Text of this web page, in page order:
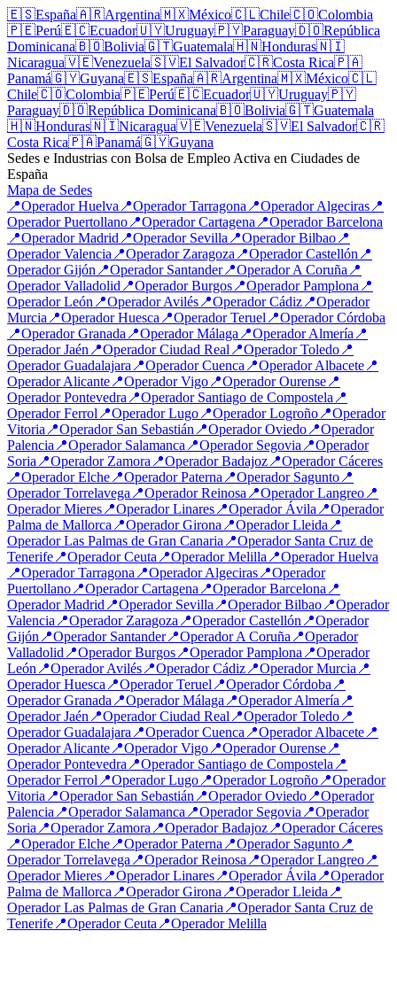
🇪🇸España🇦🇷Argentina🇲🇽México🇨🇱Chile🇨🇴Colombia
🇵🇪Perú🇪🇨Ecuador🇺🇾Uruguay🇵🇾Paraguay🇩🇴República
Dominicana🇧🇴Bolivia🇬🇹Guatemala🇭🇳Honduras🇳🇮
Nicaragua🇻🇪Venezuela🇸🇻El Salvador🇨🇷Costa Rica🇵🇦
Panamá🇬🇾Guyana🇪🇸España🇦🇷Argentina🇲🇽México🇨🇱
Chile🇨🇴Colombia🇵🇪Perú🇪🇨Ecuador🇺🇾Uruguay🇵🇾
Paraguay🇩🇴República Dominicana🇧🇴Bolivia🇬🇹Guatemala
🇭🇳Honduras🇳🇮Nicaragua🇻🇪Venezuela🇸🇻El Salvador🇨🇷
Costa Rica🇵🇦Panamá🇬🇾Guyana
Sedes e Industrias con Bolsa de Empleo Activa en Ciudades de
España
Mapa de Sedes
📍OperadorHuelva 📍OperadorTarragona 📍OperadorAlgeciras 📍
OperadorPuertollano 📍OperadorCartagena 📍OperadorBarcelona
📍OperadorMadrid 📍Operador Sevilla 📍OperadorBilbao 📍
OperadorValencia 📍Operador Zaragoza 📍OperadorCastellón 📍
OperadorGijón 📍Operador Santander📍OperadorA Coruña 📍
OperadorValladolid 📍OperadorBurgos 📍OperadorPamplona 📍
OperadorLeón 📍OperadorAvilés 📍OperadorCádiz 📍Operador
Murcia 📍OperadorHuesca 📍OperadorTeruel 📍OperadorCórdoba
📍OperadorGranada 📍OperadorMálaga 📍OperadorAlmería 📍
OperadorJaén 📍OperadorCiudad Real 📍OperadorToledo 📍
OperadorGuadalajara 📍OperadorCuenca 📍OperadorAlbacete 📍
OperadorAlicante 📍OperadorVigo 📍OperadorOurense 📍
OperadorPontevedra 📍Operador Santiago de Compostela 📍
OperadorFerrol 📍OperadorLugo 📍OperadorLogroño 📍Operador
Vitoria 📍Operador San Sebastián 📍OperadorOviedo 📍Operador
Palencia 📍Operador Salamanca 📍Operador Segovia 📍Operador
Soria 📍Operador Zamora 📍OperadorBadajoz 📍OperadorCáceres
📍OperadorElche 📍OperadorPaterna 📍Operador Sagunto 📍
OperadorTorrelavega 📍OperadorReinosa 📍OperadorLangreo 📍
OperadorMieres 📍OperadorLinares 📍Operador Ávila 📍Operador
Palma de Mallorca 📍OperadorGirona 📍OperadorLleida 📍
OperadorLas Palmas de Gran Canaria 📍Operador Santa Cruz de
Tenerife 📍OperadorCeuta 📍OperadorMelilla 📍OperadorHuelva
📍OperadorTarragona 📍OperadorAlgeciras 📍Operador
Puertollano 📍OperadorCartagena 📍OperadorBarcelona 📍
OperadorMadrid 📍Operador Sevilla 📍OperadorBilbao 📍Operador
Valencia 📍Operador Zaragoza 📍OperadorCastellón 📍Operador
Gijón 📍Operador Santander📍OperadorA Coruña 📍Operador
Valladolid 📍OperadorBurgos 📍OperadorPamplona 📍Operador
León 📍OperadorAvilés 📍OperadorCádiz 📍OperadorMurcia 📍
OperadorHuesca 📍OperadorTeruel 📍OperadorCórdoba 📍
OperadorGranada 📍OperadorMálaga 📍OperadorAlmería 📍
OperadorJaén 📍OperadorCiudad Real 📍OperadorToledo 📍
OperadorGuadalajara 📍OperadorCuenca 📍OperadorAlbacete 📍
OperadorAlicante 📍OperadorVigo 📍OperadorOurense 📍
OperadorPontevedra 📍Operador Santiago de Compostela 📍
OperadorFerrol 📍OperadorLugo 📍OperadorLogroño 📍Operador
Vitoria 📍Operador San Sebastián 📍OperadorOviedo 📍Operador
Palencia 📍Operador Salamanca 📍Operador Segovia 📍Operador
Soria 📍Operador Zamora 📍OperadorBadajoz 📍OperadorCáceres
📍OperadorElche 📍OperadorPaterna 📍Operador Sagunto 📍
OperadorTorrelavega 📍OperadorReinosa 📍OperadorLangreo 📍
OperadorMieres 📍OperadorLinares 📍Operador Ávila 📍Operador
Palma de Mallorca 📍OperadorGirona 📍OperadorLleida 📍
OperadorLas Palmas de Gran Canaria 📍Operador Santa Cruz de
Tenerife 📍OperadorCeuta 📍OperadorMelilla